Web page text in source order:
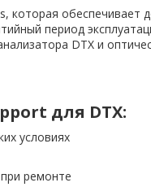
которая обеспечивает
период
DTX и
для DTX:
условиях
ремонте